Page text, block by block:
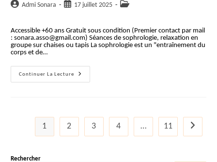
Auteur/autrice
publication :
Admi Sonara
Publication
17 juillet 2025
Post
Accessible +60 ans Gratuit sous condition (Premier contact par mail
: sonara.asso@gmail.com) Séances de sophrologie, relaxation en
groupe sur chaises ou tapis La sophrologie est un "entraînement du
corps et de…
Continuer La Lecture
Sophrologie
(Tours)
1 2 3 4 … 11 Aller à la
Rechercher